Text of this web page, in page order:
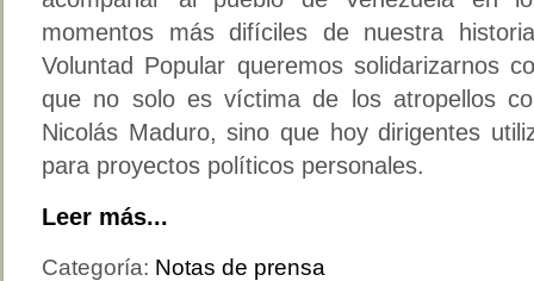
momentos más difíciles de nuestra
Voluntad Popular queremos solidarizarnos
que no solo es víctima de los atropellos
Nicolás Maduro, sino que hoy dirigentes
para proyectos políticos personales.
Leer más...
Categoría: Notas de prensa